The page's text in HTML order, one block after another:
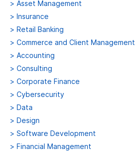
> Asset Management
> Insurance
> Retail Banking
> Commerce and Client Management
> Accounting
> Consulting
> Corporate Finance
> Cybersecurity
> Data
> Design
> Software Development
> Financial Management